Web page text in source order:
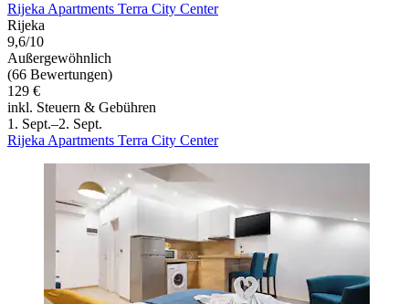
Rijeka Apartments Terra City Center
Rijeka
9,6/10
Außergewöhnlich
(66 Bewertungen)
129 €
inkl. Steuern & Gebühren
1. Sept.–2. Sept.
Rijeka Apartments Terra City Center